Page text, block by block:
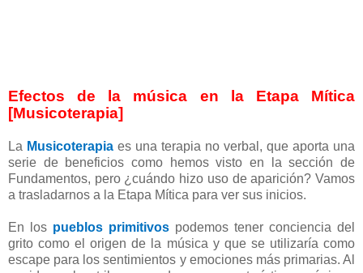
Efectos de la música en la Etapa Mítica
[Musicoterapia]
La Musicoterapia es una terapia no verbal, que aporta una
serie de beneficios como hemos visto en la sección de
Fundamentos, pero ¿cuándo hizo uso de aparición? Vamos
a trasladarnos a la Etapa Mítica para ver sus inicios.
En los pueblos primitivos podemos tener conciencia del
grito como el origen de la música y que se utilizaría como
escape para los sentimientos y emociones más primarias. Al